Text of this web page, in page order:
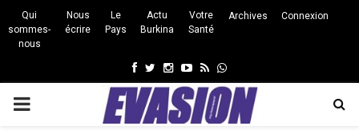
Qui
sommes-
nous
Nous
écrire
Le
Pays
Actu
Burkina
Votre
Santé
Archives Connexion
Facebook
Twitter
Instagram
Youtube
RssWhatsapp
PRIMARY